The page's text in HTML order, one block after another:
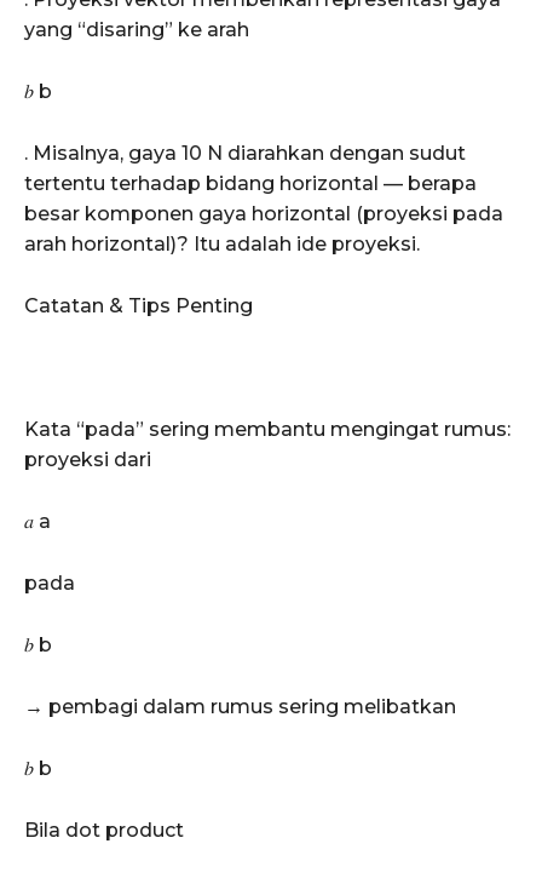
yang “disaring” ke arah
𝑏 b
. Misalnya, gaya 10 N diarahkan dengan sudut
tertentu terhadap bidang horizontal — berapa
besar komponen gaya horizontal (proyeksi pada
arah horizontal)? Itu adalah ide proyeksi.
Catatan & Tips Penting
Kata “pada” sering membantu mengingat rumus:
proyeksi dari
𝑎 a
pada
𝑏 b
→ pembagi dalam rumus sering melibatkan
𝑏 b
Bila dot product